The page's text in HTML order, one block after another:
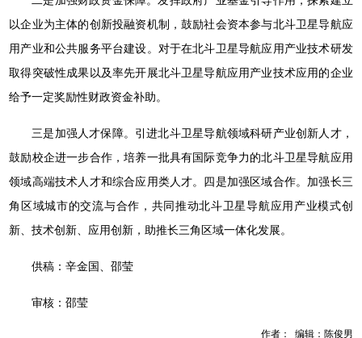
以企业为主体的创新投融资机制，鼓励社会资本参与北斗卫星导航应
用产业和公共服务平台建设。对于在北斗卫星导航应用产业技术研发
取得突破性成果以及率先开展北斗卫星导航应用产业技术应用的企业
给予一定奖励性财政资金补助。
三是加强人才保障。引进北斗卫星导航领域科研产业创新人才，
鼓励校企进一步合作，培养一批具有国际竞争力的北斗卫星导航应用
领域高端技术人才和综合应用类人才。四是加强区域合作。加强长三
角区域城市的交流与合作，共同推动北斗卫星导航应用产业模式创
新、技术创新、应用创新，助推长三角区域一体化发展。
供稿：辛金国、邵莹
审核：邵莹
作者： 编辑：陈俊男